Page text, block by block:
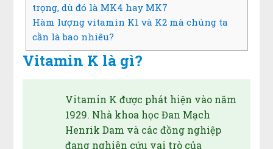
trọng, dù đó là MK4 hay MK7
Hàm lượng vitamin K1 và K2 mà chúng ta
cần là bao nhiêu?
Vitamin K là gì?
Vitamin K được phát hiện vào năm
1929. Nhà khoa học Đan Mạch
Henrik Dam và các đồng nghiệp
đang nghiên cứu vai trò của